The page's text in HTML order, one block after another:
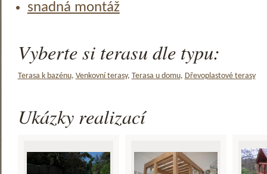
snadná montáž
Vyberte si terasu dle typu:
Terasa k bazénu, Venkovní terasy, Terasa u domu, Dřevoplastové terasy
Ukázky realizací